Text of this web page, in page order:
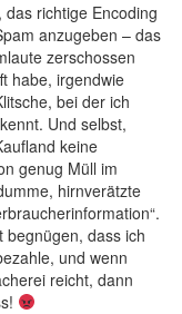
das richtige Encoding
anzugeben – das
zerschossen
habe, irgendwie
bei der ich
Und selbst,
keine
genug Müll im
hirnverätzte
begnügen, dass ich
und wenn
reicht, dann